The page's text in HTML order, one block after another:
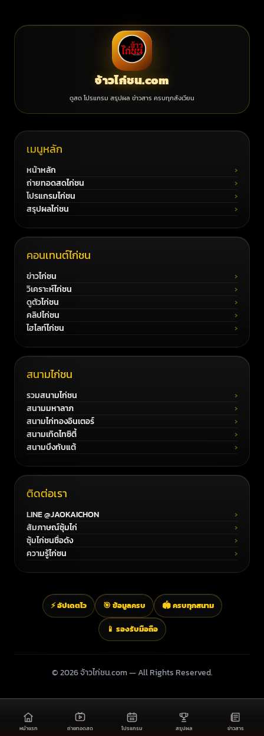
จ้าวไก่ชน.com
ดูสด โปรแกรม สรุปผล ข่าวสาร ครบทุกสังเวียน
เมนูหลัก
หน้าหลัก
ถ่ายทอดสดไก่ชน
โปรแกรมไก่ชน
สรุปผลไก่ชน
คอนเทนต์ไก่ชน
ข่าวไก่ชน
วิเคราะห์ไก่ชน
ดูตัวไก่ชน
คลิปไก่ชน
ไฮไลท์ไก่ชน
สนามไก่ชน
รวมสนามไก่ชน
สนามมหาลาภ
สนามไก่ทองอินเตอร์
สนามเทิดไทซิตี้
สนามบึงทับแต้
ติดต่อเรา
LINE @JAOKAICHON
สัมภาษณ์ซุ้มไก่
ซุ้มไก่ชนชื่อดัง
ความรู้ไก่ชน
⚡ อัปเดตไว 🎯 ข้อมูลครบ 🏟️ ครบทุกสนาม
📱 รองรับมือถือ
© 2026 จ้าวไก่ชน.com — All Rights Reserved.
หน้าแรก ถ่ายทอดสด โปรแกรม สรุปผล ข่าวสาร